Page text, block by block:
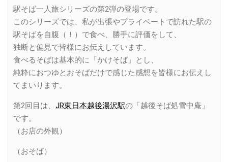
駅そば一人旅シリーズの第2弾の登場です。
このシリーズでは、私が出張やプライベートで訪れた駅の
駅そばを自腹（！）で食べ、勝手に評価をして、
独断と偏見で皆様にお伝えしています。
食べるそばは基本的に「かけそば」とし、
純粋におつゆとおそばだけで感じた感想を皆様にお伝えし
てまいります。
第2回目は、 JR東日本越後湯沢駅の「越後そば処雪中庵」
です。
（お店の外観）
（おそば）